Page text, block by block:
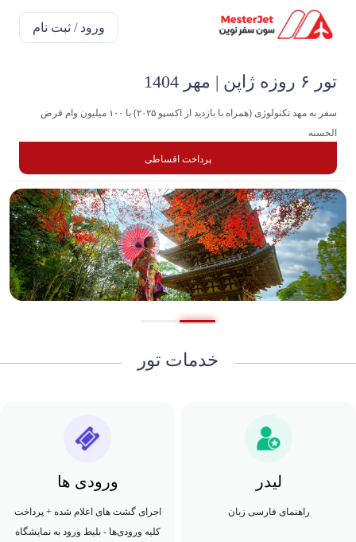
ورود / ثبت نام
تور ۶ روزه ژاپن | مهر 1404
سفر به مهد تکنولوژی (همراه با بازدید از اکسپو ۲۰۲۵) با ۱۰۰ میلیون وام قرض
الحسنه
پرداخت اقساطی
خدمات تور
لیدر
راهنمای فارسی زبان
ورودی ها
اجرای گشت های اعلام شده + پرداخت
کلیه ورودی‌ها - بلیط ورود به نمایشگاه